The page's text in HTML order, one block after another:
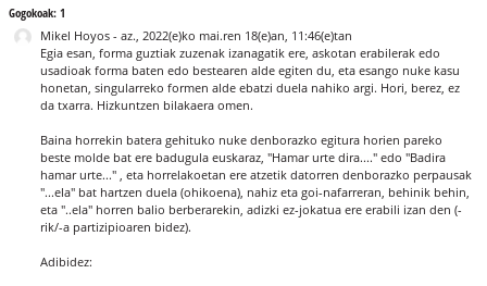
Gogokoak: 1
Mikel Hoyos -az., 2022(e)ko mai.ren 18(e)an, 11:46(e)tan
Egia esan, forma guztiak zuzenak izanagatik ere, askotan erabilerak edo
usadioak forma baten edo bestearen alde egiten du, eta esango nuke kasu
honetan, singularreko formen alde ebatzi duela nahiko argi. Hori, berez, ez
da txarra. Hizkuntzen bilakaera omen.
Baina horrekin batera gehituko nuke denborazko egitura horien pareko
beste molde bat ere badugula euskaraz, "Hamar urte dira...." edo "Badira
hamar urte..." , eta horrelakoetan ere atzetik datorren denborazko perpausak
"...ela" bat hartzen duela (ohikoena), nahiz eta goi-nafarreran, behinik behin,
eta "..ela" horren balio berberarekin, adizki ez-jokatua ere erabili izan den (-
rik/-a partizipioaren bidez).
Adibidez: